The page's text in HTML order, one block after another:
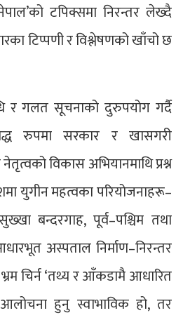
टपिक्समा निरन्तर लेख्दै
टिप्पणी र विश्लेषणको खाँचो छ
र गलत सूचनाको दुरुपयोग गर्दै
रुपमा सरकार र खासगरी
विकास अभियानमाथि प्रश्न
युगीन महत्वका परियोजनाहरू–
बन्दरगाह, पूर्व–पश्चिम तथा
अस्पताल निर्माण–निरन्तर
चिर्न ‘तथ्य र आँकडामै आधारित
हुनु स्वाभाविक हो, तर